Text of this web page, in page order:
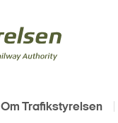
Om Trafikstyrelsen